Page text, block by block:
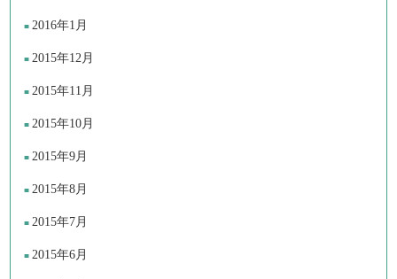
2016年1月
2015年12月
2015年11月
2015年10月
2015年9月
2015年8月
2015年7月
2015年6月